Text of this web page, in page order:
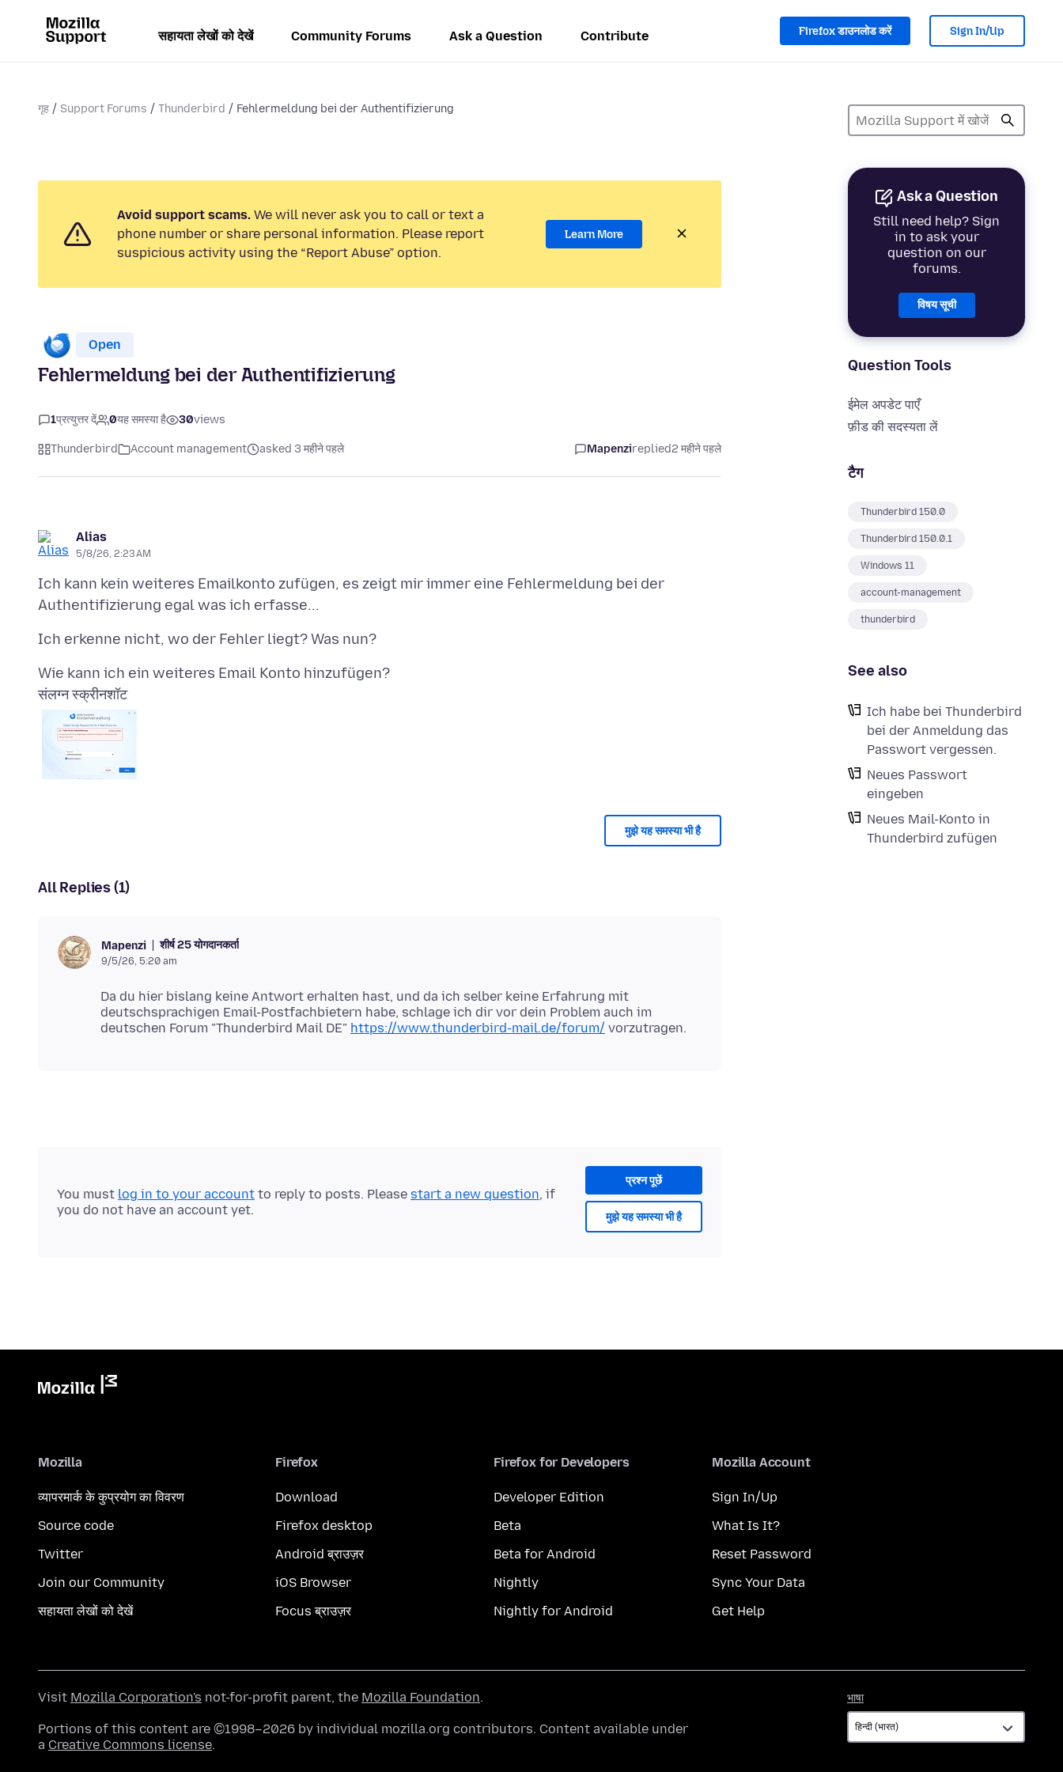
सहायता लेखों को देखें Community Forums Ask a Question Contribute Firefox डाउनलोड करें Sign In/Up
गृह Support Forums Thunderbird Fehlermeldung bei der Authentifizierung
Ask a Question
Still need help? Sign
in to ask your
question on our
forums.
विषय सूची
Question Tools
ईमेल अपडेट पाएँ
फ़ीड की सदस्यता लें
टैग
Thunderbird 150.0
Thunderbird 150.0.1
Windows 11
account-management
thunderbird
See also
Ich habe bei Thunderbird
bei der Anmeldung das
Passwort vergessen.
Neues Passwort
eingeben
Neues Mail-Konto in
Thunderbird zufügen
Avoid support scams. We will never ask you to call or text a
phone number or share personal information. Please report
suspicious activity using the “Report Abuse” option.
Learn More
Open
Fehlermeldung bei der Authentifizierung
1प्रत्युत्तर दें 0यह समस्या है 30views
Thunderbird Account management asked 3 महीने पहले Mapenzireplied2 महीने पहले
Alias
5/8/26, 2:23 AM
Ich kann kein weiteres Emailkonto zufügen, es zeigt mir immer eine Fehlermeldung bei der
संलग्न स्क्रीनशॉट
मुझे यह समस्या भी है
All Replies (1)
Mapenzi शीर्ष 25 योगदानकर्ता
9/5/26, 5:20 am
Da du hier bislang keine Antwort erhalten hast, und da ich selber keine Erfahrung mit
deutschsprachigen Email-Postfachbietern habe, schlage ich dir vor dein Problem auch im
deutschen Forum "Thunderbird Mail DE" https://www.thunderbird-mail.de/forum/
प्रश्न पूछें
मुझे यह समस्या भी है
You must log in to your account to reply to posts. Please start a new question, if
you do not have an account yet.
Mozilla
व्यापरमार्क के कुप्रयोग का विवरण
Source code
Twitter
Join our Community
सहायता लेखों को देखें
Firefox
Download
Firefox desktop
Android ब्राउज़र
iOS Browser
Focus ब्राउज़र
Firefox for Developers
Developer Edition
Beta
Beta for Android
Nightly
Nightly for Android
Mozilla Account
Sign In/Up
What Is It?
Reset Password
Sync Your Data
Get Help
भाषा
Visit Mozilla Corporation's not-for-profit parent, the Mozilla Foundation.
Portions of this content are ©1998–2026 by individual mozilla.org contributors. Content available under
a Creative Commons license.